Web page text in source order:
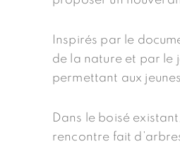
Inspirés par le
de la nature et par le
permettant aux
Dans le boisé
rencontre fait